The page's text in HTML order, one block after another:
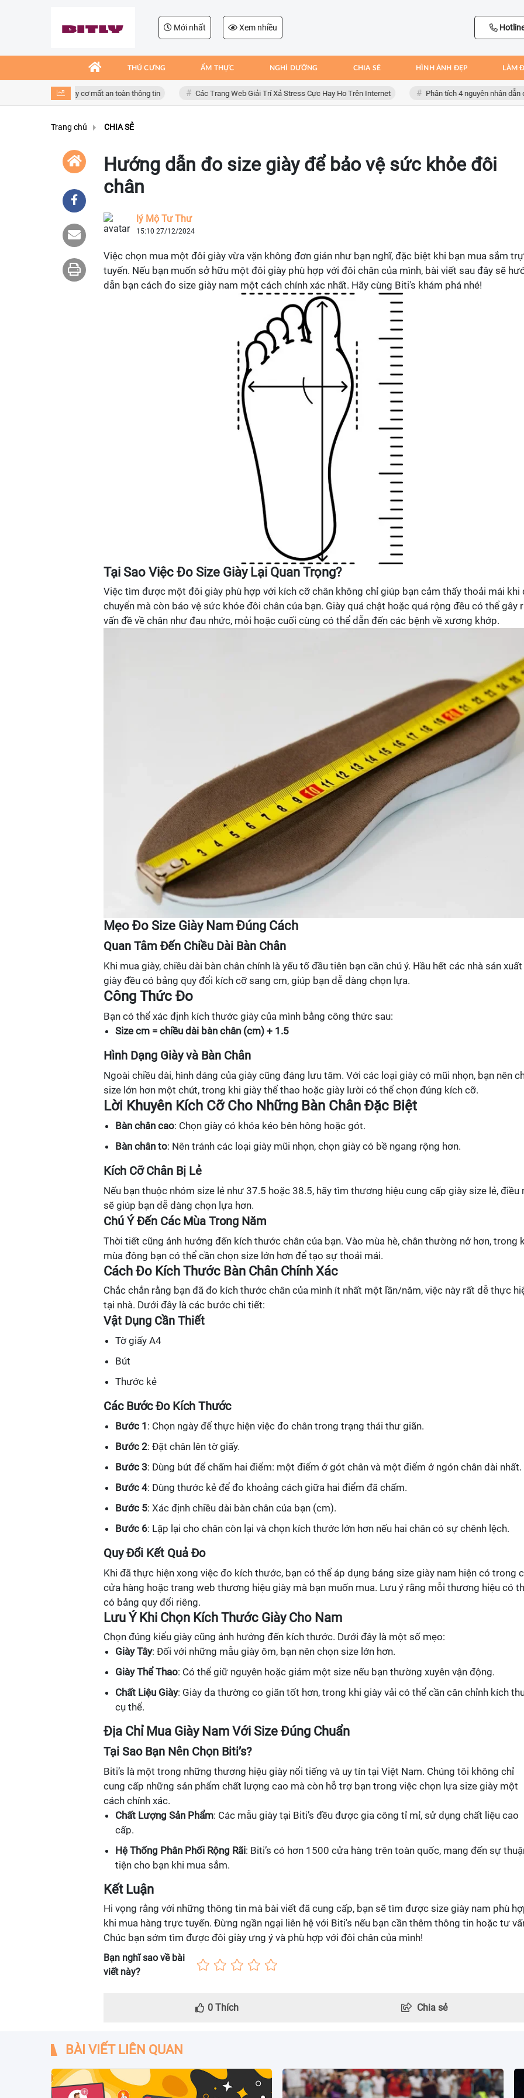
Mới nhất Xem nhiều
THÚ CƯNG ẨM THỰC NGHỈ DƯỠNG CHIA SẺ HÌNH ẢNH ĐẸP LÀM
giả mạo, nguy cơ mất an toàn thông tin Các Trang Web Giải Trí Xả Stress Cực Hay Ho Trên Internet Phân tích 4 nguyên nhân dẫn đến
Trang chủ CHIA SẺ
Hướng dẫn đo size giày để bảo vệ sức khỏe đôi
chân
lý Mộ Tư Thư
15:10 27/12/2024
Việc chọn mua một đôi giày vừa vặn không đơn giản như bạn nghĩ, đặc biệt khi bạn mua sắm
tuyến. Nếu bạn muốn sở hữu một đôi giày phù hợp với đôi chân của mình, bài viết sau đây sẽ
dẫn bạn cách đo size giày nam một cách chính xác nhất. Hãy cùng Biti's khám phá nhé!
Tại Sao Việc Đo Size Giày Lại Quan Trọng?
Việc tìm được một đôi giày phù hợp với kích cỡ chân không chỉ giúp bạn cảm thấy thoải mái khi
chuyển mà còn bảo vệ sức khỏe đôi chân của bạn. Giày quá chật hoặc quá rộng đều có thể gây
vấn đề về chân như đau nhức, mỏi hoặc cuối cùng có thể dẫn đến các bệnh về xương khớp.
Mẹo Đo Size Giày Nam Đúng Cách
Quan Tâm Đến Chiều Dài Bàn Chân
Khi mua giày, chiều dài bàn chân chính là yếu tố đầu tiên bạn cần chú ý. Hầu hết các nhà sản xuất
giày đều có bảng quy đổi kích cỡ sang cm, giúp bạn dễ dàng chọn lựa.
Công Thức Đo
Bạn có thể xác định kích thước giày của mình bằng công thức sau:
Size cm = chiều dài bàn chân (cm) + 1.5
Hình Dạng Giày và Bàn Chân
Ngoài chiều dài, hình dáng của giày cũng đáng lưu tâm. Với các loại giày có mũi nhọn, bạn nên
size lớn hơn một chút, trong khi giày thể thao hoặc giày lười có thể chọn đúng kích cỡ.
Lời Khuyên Kích Cỡ Cho Những Bàn Chân Đặc Biệt
Bàn chân cao: Chọn giày có khóa kéo bên hông hoặc gót.
Bàn chân to: Nên tránh các loại giày mũi nhọn, chọn giày có bề ngang rộng hơn.
Kích Cỡ Chân Bị Lẻ
Nếu bạn thuộc nhóm size lẻ như 37.5 hoặc 38.5, hãy tìm thương hiệu cung cấp giày size lẻ, điều
sẽ giúp bạn dễ dàng chọn lựa hơn.
Chú Ý Đến Các Mùa Trong Năm
Thời tiết cũng ảnh hưởng đến kích thước chân của bạn. Vào mùa hè, chân thường nở hơn, trong
mùa đông bạn có thể cần chọn size lớn hơn để tạo sự thoải mái.
Cách Đo Kích Thước Bàn Chân Chính Xác
Chắc chắn rằng bạn đã đo kích thước chân của mình ít nhất một lần/năm, việc này rất dễ thực
tại nhà. Dưới đây là các bước chi tiết:
Vật Dụng Cần Thiết
Tờ giấy A4
Bút
Thước kẻ
Các Bước Đo Kích Thước
Bước 1 : Chọn ngày để thực hiện việc đo chân trong trạng thái thư giãn.
Bước 2: Đặt chân lên tờ giấy.
Bước 3: Dùng bút để chấm hai điểm: một điểm ở gót chân và một điểm ở ngón chân dài nhất.
Bước 4: Dùng thước kẻ để đo khoảng cách giữa hai điểm đã chấm.
Bước 5: Xác định chiều dài bàn chân của bạn (cm).
Bước 6: Lặp lại cho chân còn lại và chọn kích thước lớn hơn nếu hai chân có sự chênh lệch.
Quy Đổi Kết Quả Đo
Khi đã thực hiện xong việc đo kích thước, bạn có thể áp dụng bảng size giày nam hiện có trong
cửa hàng hoặc trang web thương hiệu giày mà bạn muốn mua. Lưu ý rằng mỗi thương hiệu có
có bảng quy đổi riêng.
Lưu Ý Khi Chọn Kích Thước Giày Cho Nam
Chọn đúng kiểu giày cũng ảnh hưởng đến kích thước. Dưới đây là một số mẹo:
Giày Tây: Đối với những mẫu giày ôm, bạn nên chọn size lớn hơn.
Giày Thể Thao: Có thể giữ nguyên hoặc giảm một size nếu bạn thường xuyên vận động.
Chất Liệu Giày: Giày da thường co giãn tốt hơn, trong khi giày vải có thể cần căn chỉnh kích
cụ thể.
Địa Chỉ Mua Giày Nam Với Size Đúng Chuẩn
Tại Sao Bạn Nên Chọn Biti’s?
Biti’s là một trong những thương hiệu giày nổi tiếng và uy tín tại Việt Nam. Chúng tôi không chỉ
cung cấp những sản phẩm chất lượng cao mà còn hỗ trợ bạn trong việc chọn lựa size giày một
cách chính xác.
Chất Lượng Sản Phẩm: Các mẫu giày tại Biti’s đều được gia công tỉ mỉ, sử dụng chất liệu cao
cấp.
Hệ Thống Phân Phối Rộng Rãi: Biti’s có hơn 1500 cửa hàng trên toàn quốc, mang đến sự
tiện cho bạn khi mua sắm.
Kết Luận
Hi vọng rằng với những thông tin mà bài viết đã cung cấp, bạn sẽ tìm được size giày nam phù
khi mua hàng trực tuyến. Đừng ngần ngại liên hệ với Biti's nếu bạn cần thêm thông tin hoặc tư
Chúc bạn sớm tìm được đôi giày ưng ý và phù hợp với đôi chân của mình!
Bạn nghĩ sao về bài
viết này?
0Thích Chia sẻ
BÀI VIẾT LIÊN QUAN